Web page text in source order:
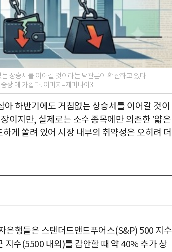
상승세를 이어갈 것이라는 낙관론이 확산하고 있다.
장'에 가깝다. 이미지=제미나이3
하반기에도 거침없는 상승세를 이어갈 것이
이지만, 실제로는 소수 종목에만 의존한 '얇은
게 쏠려 있어 시장 내부의 취약성은 오히려 더
은행들은 스탠더드앤드푸어스(S&P) 500 지수
지수(5500 내외)를 감안할 때 약 40% 추가 상